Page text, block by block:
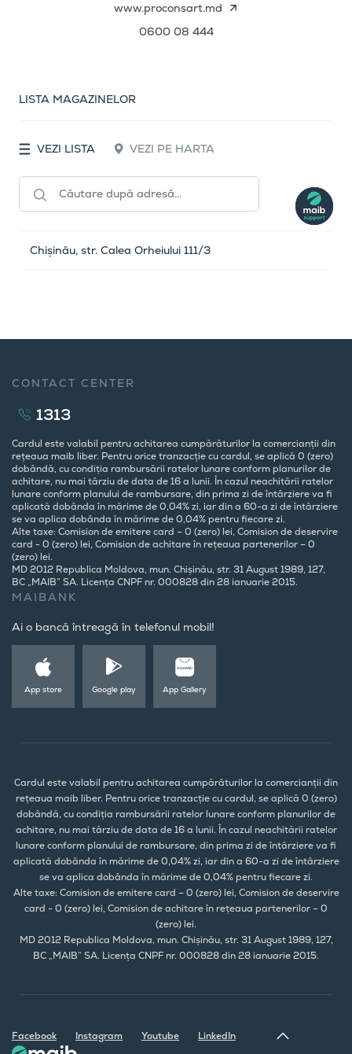
www.proconsart.md
0600 08 444
LISTA MAGAZINELOR
VEZI LISTA VEZI PE HARTA
Chișinău, str. Calea Orheiului 111/3
CONTACT CENTER
1313
Cardul este valabil pentru achitarea cumpărăturilor la comercianții din
rețeaua maib liber. Pentru orice tranzacție cu cardul, se aplică 0 (zero)
dobândă, cu condiția rambursării ratelor lunare conform planurilor de
achitare, nu mai târziu de data de 16 a lunii. În cazul neachitării ratelor
lunare conform planului de rambursare, din prima zi de întârziere va fi
aplicată dobânda în mărime de 0,04% zi, iar din a 60-a zi de întârziere
se va aplica dobânda în mărime de 0,04% pentru fiecare zi.
Alte taxe: Comision de emitere card – 0 (zero) lei, Comision de deservire
card - 0 (zero) lei, Comision de achitare în rețeaua partenerilor – 0
(zero) lei.
MD 2012 Republica Moldova, mun. Chișinău, str. 31 August 1989, 127,
BC „MAIB” SA. Licența CNPF nr. 000828 din 28 ianuarie 2015.
MAIBANK
Ai o bancă întreagă în telefonul mobil!
App store Google play App Gallery
Cardul este valabil pentru achitarea cumpărăturilor la comercianții din
rețeaua maib liber. Pentru orice tranzacție cu cardul, se aplică 0 (zero)
dobândă, cu condiția rambursării ratelor lunare conform planurilor de
achitare, nu mai târziu de data de 16 a lunii. În cazul neachitării ratelor
lunare conform planului de rambursare, din prima zi de întârziere va fi
aplicată dobânda în mărime de 0,04% zi, iar din a 60-a zi de întârziere
se va aplica dobânda în mărime de 0,04% pentru fiecare zi.
Alte taxe: Comision de emitere card – 0 (zero) lei, Comision de deservire
card - 0 (zero) lei, Comision de achitare în rețeaua partenerilor – 0
(zero) lei.
MD 2012 Republica Moldova, mun. Chișinău, str. 31 August 1989, 127,
BC „MAIB” SA. Licența CNPF nr. 000828 din 28 ianuarie 2015.
Facebook Instagram Youtube LinkedIn